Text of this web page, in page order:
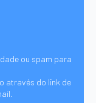
ou spam para
através do link de